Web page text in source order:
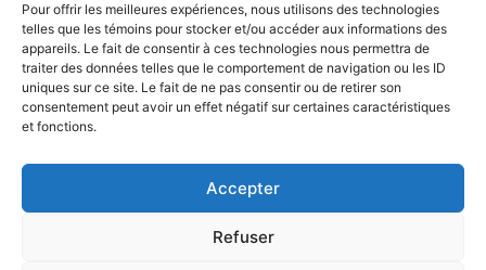
Pour offrir les meilleures expériences, nous utilisons des technologies
telles que les témoins pour stocker et/ou accéder aux informations des
appareils. Le fait de consentir à ces technologies nous permettra de
traiter des données telles que le comportement de navigation ou les ID
uniques sur ce site. Le fait de ne pas consentir ou de retirer son
consentement peut avoir un effet négatif sur certaines caractéristiques
et fonctions.
Accepter
Refuser
Annuaire
membres
Devenir
membre
À propos
FAQ
Formations
Contact
Facebook
Linkedin